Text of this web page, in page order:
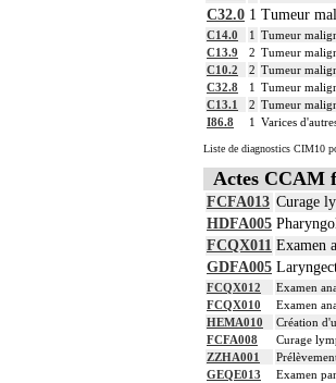
7.1.13
les
les
les
7.1.13
À
un seul
7
Les
7
Les
C32.0 1 Tumeur
C14.0 1 Tumeur
C13.9
2 Tumeur
C10.2
2 Tumeur
C32.8
1 Tumeur
C13.1
2 Tumeur
I86.8
1 Varices
Liste de diagnostics CIM10
Actes CCAM
FCFA013 Curage
HDFA005
FCQX011 Examen
GDFA005
FCQX012
Examen
FCQX010
Examen
HEMA010
Création
FCFA008
Curage
ZZHA001
GEQE013
Examen